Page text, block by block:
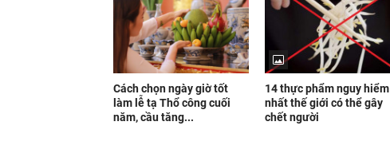
Cách chọn ngày giờ tốt
làm lễ tạ Thổ công cuối
năm, cầu tăng...
14 thực phẩm nguy hiểm
nhất thế giới có thể gây
chết người